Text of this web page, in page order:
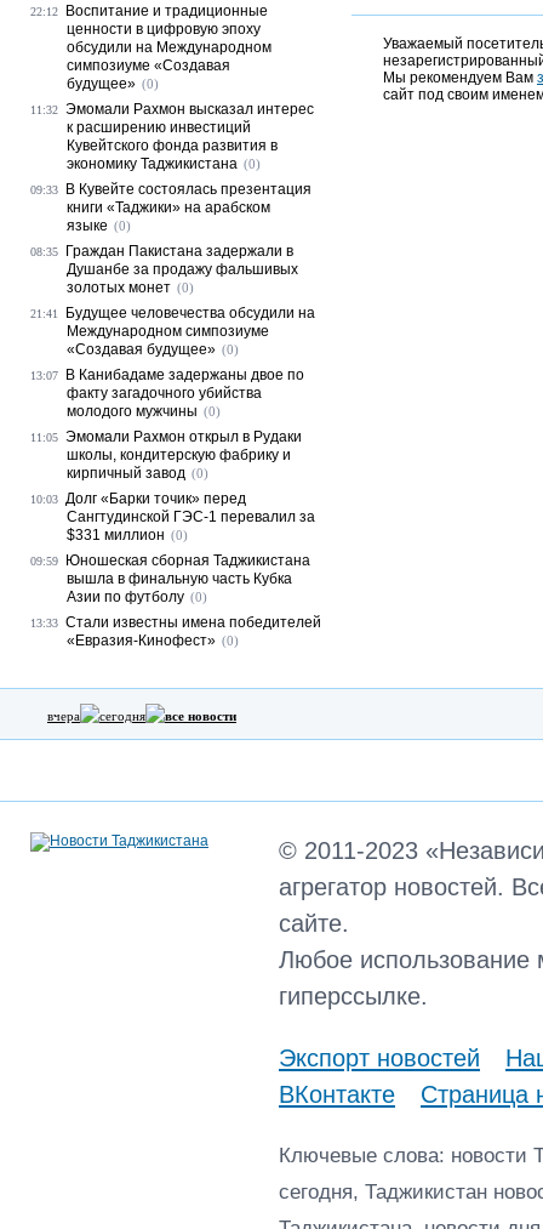
Уважаемый
Мы рекомендуем Вам
сайт под своим
22:12
Воспитание и традиционные
ценности в цифровую эпоху
обсудили на Международном
симпозиуме «Создавая
будущее» (0)
11:32 Эмомали Рахмон высказал интерес
к расширению инвестиций
Кувейтского фонда развития в
экономику Таджикистана (0)
09:33
В Кувейте состоялась презентация
книги «Таджики» на арабском
языке (0)
08:35
Граждан Пакистана задержали в
Душанбе за продажу фальшивых
золотых монет (0)
21:41
Будущее человечества обсудили на
Международном симпозиуме
«Создавая будущее» (0)
13:07
В Канибадаме задержаны двое по
факту загадочного убийства
молодого мужчины (0)
11:05 Эмомали Рахмон открыл в Рудаки
школы, кондитерскую фабрику и
кирпичный завод (0)
10:03 Долг «Барки точик» перед
Сангтудинской ГЭС-1 перевалил за
$331 миллион (0)
09:59
Юношеская сборная Таджикистана
вышла в финальную часть Кубка
Азии по футболу (0)
13:33 Стали известны имена победителей
«Евразия-Кинофест» (0)
вчера сегодня все новости
© 2011-2023
агрегатор новостей.
сайте.
Любое использование
гиперссылке.
Экспорт новостей
ВКонтакте
Страница
Ключевые слова: новости
сегодня, Таджикистан